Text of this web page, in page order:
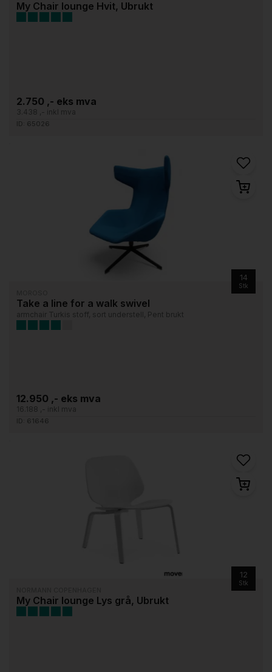
My Chair lounge Hvit, Ubrukt
2.750 ,- eks mva
3.438 ,- inkl mva
ID: 65026
14
Stk
Take a line for a walk swivel
armchair Turkis stoff, sort understell, Pent brukt
12.950 ,- eks mva
16.188 ,- inkl mva
ID: 61646
12
Stk
My Chair lounge Lys grå, Ubrukt